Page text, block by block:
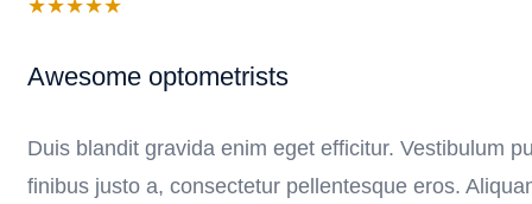
★★★★★
Awesome optometrists
Duis blandit gravida enim eget efficitur. Vestibulum
finibus justo a, consectetur pellentesque eros.